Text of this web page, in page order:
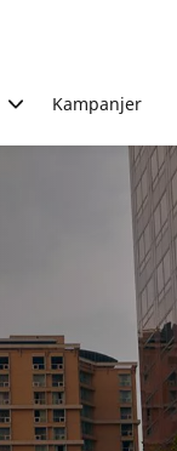
Kampanjer